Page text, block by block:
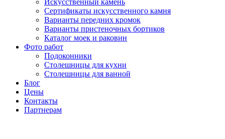
Искусственный камень
Сертификаты искусственного камня
Варианты передних кромок
Варианты пристеночных бортиков
Каталог моек и раковин
Фото работ
Подоконники
Столешницы для кухни
Столешницы для ванной
Блог
Цены
Контакты
Партнерам